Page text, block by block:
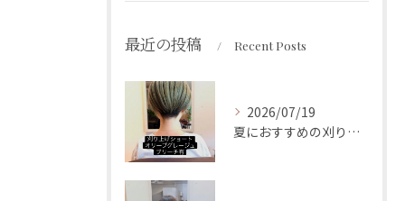
最近の投稿 Recent Posts
2026/07/19
夏におすすめの刈り上げショートスタイルです✨